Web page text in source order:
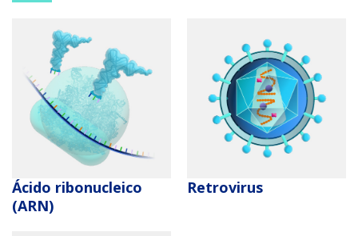
Ácido ribonucleico
(ARN)
Retrovirus